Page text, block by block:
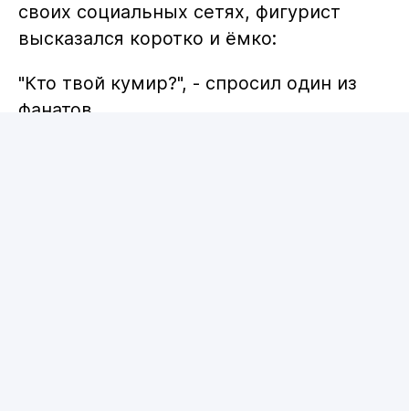
своих социальных сетях, фигурист
высказался коротко и ёмко:
"Кто твой кумир?", - спросил один из
фанатов.